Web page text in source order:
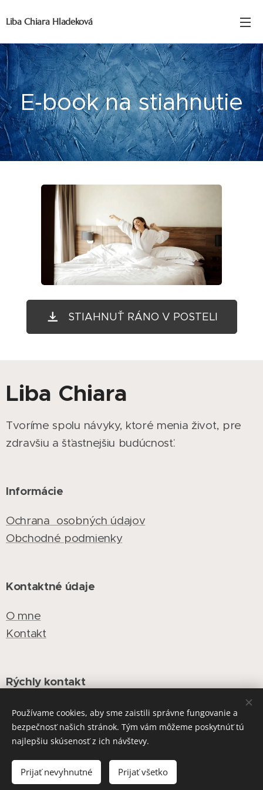
Liba Chiara Hladeková
E‑book na stiahnutie
STIAHNUŤ RÁNO V POSTELI
Liba Chiara
Tvoríme spolu návyky, ktoré menia život, pre
zdravšiu a šťastnejšiu budúcnosť.
Informácie
Ochrana osobných údajov
Obchodné podmienky
Kontaktné údaje
O mne
Kontakt
Rýchly kontakt
E-mail: info@libachiara.sk
Telefónne číslo: +421 905 287 751
Vytvorené službou
Používame cookies, aby sme zaistili správne fungovanie a
bezpečnosť našich stránok. Tým vám môžeme poskytnúť tú
najlepšiu skúsenosť z ich návštevy.
Prijať nevyhnutné Prijať všetko